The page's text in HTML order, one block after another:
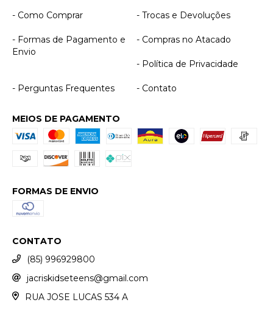
- Como Comprar
- Trocas e Devoluções
- Formas de Pagamento e
Envio
- Compras no Atacado
- Política de Privacidade
- Perguntas Frequentes - Contato
MEIOS DE PAGAMENTO
FORMAS DE ENVIO
CONTATO
(85) 996929800
jacriskidseteens@gmail.com
RUA JOSE LUCAS 534 A